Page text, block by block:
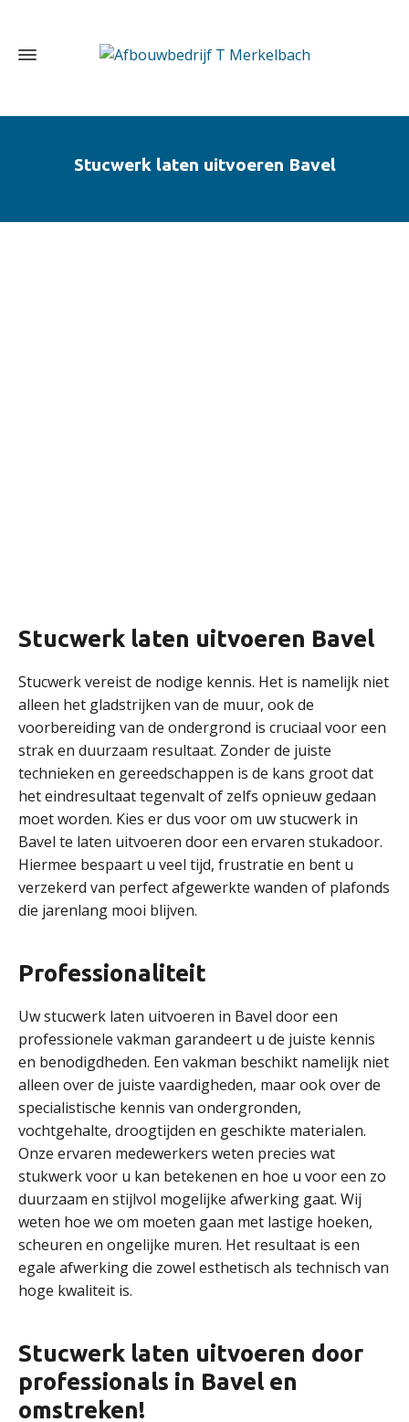
Stucwerk laten uitvoeren Bavel
Stucwerk laten uitvoeren Bavel
Stucwerk vereist de nodige kennis. Het is namelijk niet
alleen het gladstrijken van de muur, ook de
voorbereiding van de ondergrond is cruciaal voor een
strak en duurzaam resultaat. Zonder de juiste
technieken en gereedschappen is de kans groot dat
het eindresultaat tegenvalt of zelfs opnieuw gedaan
moet worden. Kies er dus voor om uw stucwerk in
Bavel te laten uitvoeren door een ervaren stukadoor.
Hiermee bespaart u veel tijd, frustratie en bent u
verzekerd van perfect afgewerkte wanden of plafonds
die jarenlang mooi blijven.
Professionaliteit
Uw stucwerk laten uitvoeren in Bavel door een
professionele vakman garandeert u de juiste kennis
en benodigdheden. Een vakman beschikt namelijk niet
alleen over de juiste vaardigheden, maar ook over de
specialistische kennis van ondergronden,
vochtgehalte, droogtijden en geschikte materialen.
Onze ervaren medewerkers weten precies wat
stukwerk voor u kan betekenen en hoe u voor een zo
duurzaam en stijlvol mogelijke afwerking gaat. Wij
weten hoe we om moeten gaan met lastige hoeken,
scheuren en ongelijke muren. Het resultaat is een
egale afwerking die zowel esthetisch als technisch van
hoge kwaliteit is.
Stucwerk laten uitvoeren door
professionals in Bavel en
omstreken!